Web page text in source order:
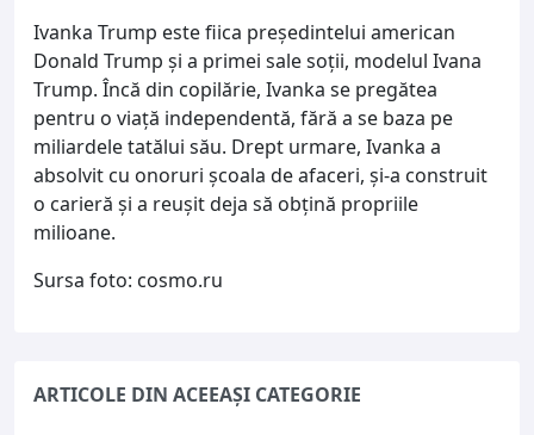
Ivanka Trump este fiica președintelui american
Donald Trump și a primei sale soții, modelul Ivana
Trump. Încă din copilărie, Ivanka se pregătea
pentru o viață independentă, fără a se baza pe
miliardele tatălui său. Drept urmare, Ivanka a
absolvit cu onoruri școala de afaceri, și-a construit
o carieră și a reușit deja să obțină propriile
milioane.
Sursa foto: cosmo.ru
ARTICOLE DIN ACEEAȘI CATEGORIE